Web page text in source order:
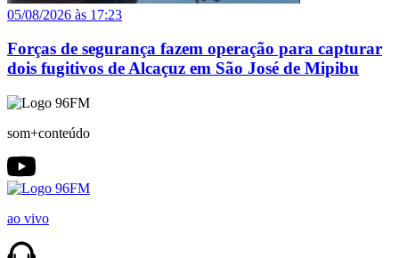
05/08/2026 às 17:23
Forças de segurança fazem operação para capturar
dois fugitivos de Alcaçuz em São José de Mipibu
som+conteúdo
ao vivo